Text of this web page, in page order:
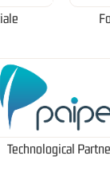
Technological